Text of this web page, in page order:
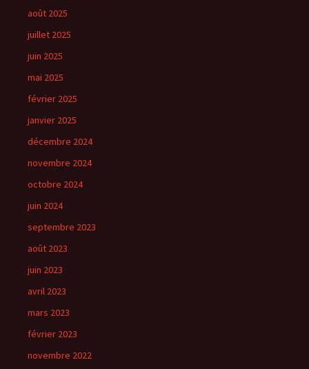
août 2025
juillet 2025
juin 2025
mai 2025
février 2025
janvier 2025
décembre 2024
novembre 2024
octobre 2024
juin 2024
septembre 2023
août 2023
juin 2023
avril 2023
mars 2023
février 2023
novembre 2022